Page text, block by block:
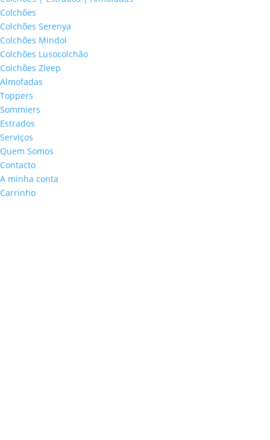
Colchões
Colchões Serenya
Colchões Mindol
Colchões Lusocolchão
Colchões Zleep
Almofadas
Toppers
Sommiers
Estrados
Serviços
Quem Somos
Contacto
A minha conta
Carrinho